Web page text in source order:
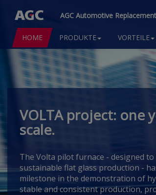
AGC Automotive
Main
navigation
HOME PRODUKTE VORTEILE
VOLTA project: one
scale.
The Volta pilot furnace - designed
sustainable flat glass production -
milestone in the demonstration of
stable and consistent production,